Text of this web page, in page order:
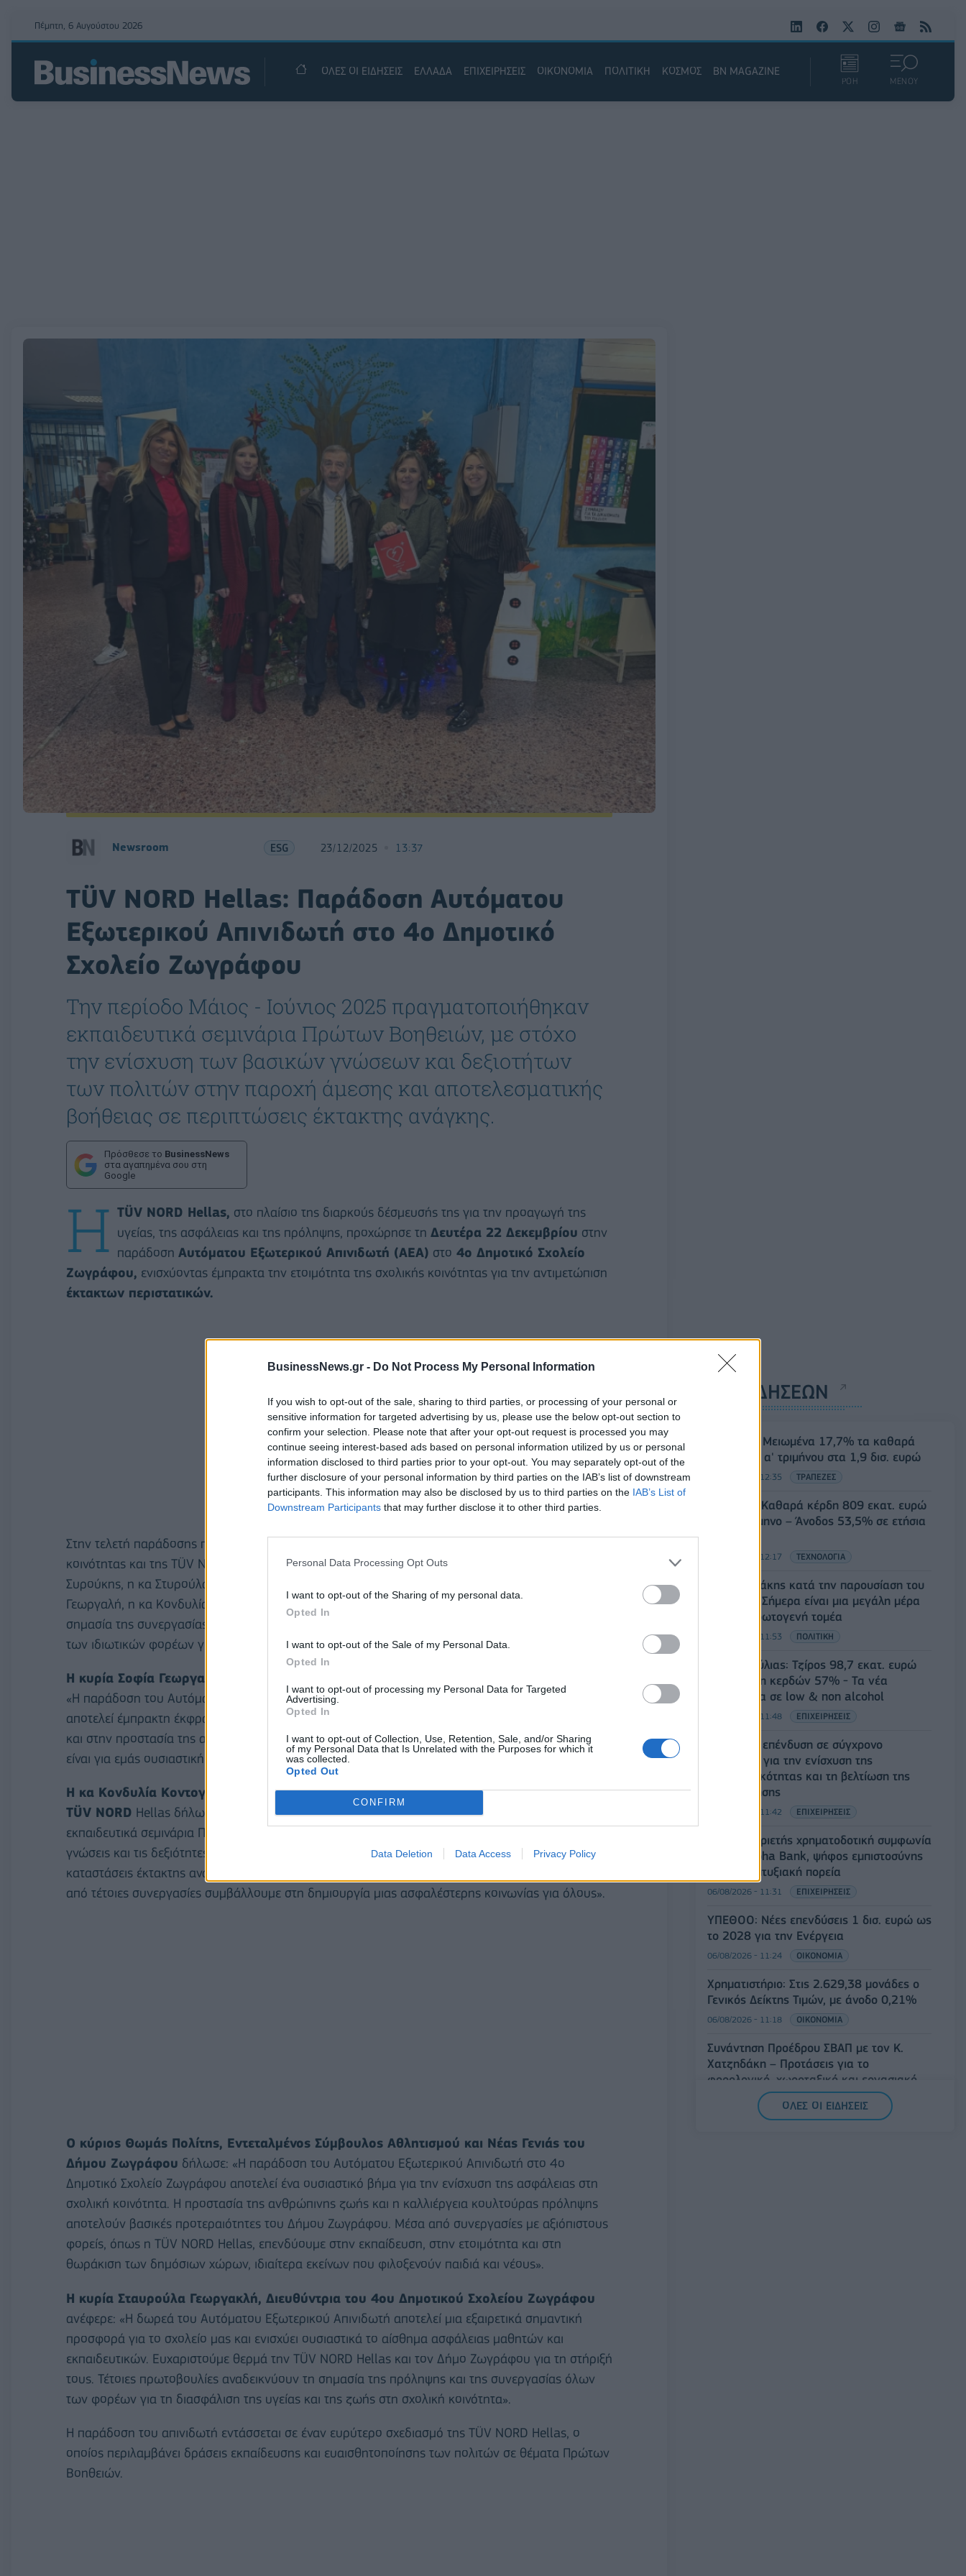
BusinessNews.gr - Do Not Process My Personal Information
If you wish to opt-out of the sale, sharing to third parties, or processing of your personal or
sensitive information for targeted advertising by us, please use the below opt-out section to
confirm your selection. Please note that after your opt-out request is processed you may
continue seeing interest-based ads based on personal information utilized by us or personal
information disclosed to third parties prior to your opt-out. You may separately opt-out of the
further disclosure of your personal information by third parties on the IAB’s list of downstream
participants. This information may also be disclosed by us to third parties on the IAB’s List of
Downstream Participants that may further disclose it to other third parties.
Personal Data Processing Opt Outs
I want to opt-out of the Sharing of my personal data.
Opted In
I want to opt-out of the Sale of my Personal Data.
Opted In
I want to opt-out of processing my Personal Data for Targeted
Advertising.
Opted In
I want to opt-out of Collection, Use, Retention, Sale, and/or Sharing
of my Personal Data that Is Unrelated with the Purposes for which it
was collected.
Opted Out
CONFIRM
Data Deletion Data Access Privacy Policy
Πέμπτη, 6 Αυγούστου 2026
ΟΛΕΣ ΟΙ ΕΙΔΗΣΕΙΣ ΕΛΛΑΔΑ ΕΠΙΧΕΙΡΗΣΕΙΣ ΟΙΚΟΝΟΜΙΑ ΠΟΛΙΤΙΚΗ ΚΟΣΜΟΣ BN MAGAZINE
ΡΟΗ ΜΕΝΟΥ
Newsroom ESG 23/12/2025 13:37
TÜV NORD Hellas: Παράδοση Αυτόματου
Εξωτερικού Απινιδωτή στο 4ο Δημοτικό
Σχολείο Ζωγράφου
Την περίοδο Μάιος - Ιούνιος 2025 πραγματοποιήθηκαν
εκπαιδευτικά σεμινάρια Πρώτων Βοηθειών, με στόχο
την ενίσχυση των βασικών γνώσεων και δεξιοτήτων
των πολιτών στην παροχή άμεσης και αποτελεσματικής
βοήθειας σε περιπτώσεις έκτακτης ανάγκης.
Πρόσθεσε το BusinessNews
στα αγαπημένα σου στη
Google
Η TÜV NORD Hellas, στο πλαίσιο της διαρκούς δέσμευσής της για την προαγωγή της
υγείας, της ασφάλειας και της πρόληψης, προχώρησε τη Δευτέρα 22 Δεκεμβρίου στην
παράδοση Αυτόματου Εξωτερικού Απινιδωτή (ΑΕΑ) στο 4ο Δημοτικό Σχολείο
Ζωγράφου, ενισχύοντας έμπρακτα την ετοιμότητα της σχολικής κοινότητας για την αντιμετώπιση
έκτακτων περιστατικών.
Στην τελετή παράδοσης παρευρέθηκαν εκπρόσωποι της Τοπικής Αυτοδιοίκησης, της εκπαιδευτικής
κοινότητας και της TÜV NORD Hellas, μεταξύ των οποίων ο κ. Θωμάς Πολίτης, ο κ. Νίκος
Συρούκης, η κα Στυρούλα Γεωργακλή, ο κ. Κωνσταντίνος Γουρνάκης, καθώς και η κα Σοφία
Γεωργαλή, η κα Κονδυλία Κοντογιάννη και η κα Ιφιγένεια Πιτούλη οι οποίοι υπογράμμισαν τη
σημασία της συνεργασίας μεταξύ της Τοπικής Αυτοδιοίκησης, της εκπαιδευτικής κοινότητας και
των ιδιωτικών φορέων για την προστασία της ανθρώπινης ζωής.
Η κυρία Σοφία Γεωργαλή, CR Manager & HR Officer της TÜV NORD Hellas,
«Η παράδοση του Αυτόματου Εξωτερικού Απινιδωτή στο 4ο Δημοτικό Σχολείο Ζωγράφου
αποτελεί έμπρακτη έκφραση της φιλοσοφίας μας να επενδύουμε στην πρόληψη, στην ασφάλεια
και στην προστασία της ανθρώπινης ζωής. Η ενίσχυση κρίσιμων δομών με σωτήριο εξοπλισμό
είναι για εμάς ουσιαστική προτεραιότητα και μέρος της ευρύτερης εταιρικής μας ευθύνης».
Η κα Κονδυλία Κοντογιάννη, Διευθύντρια Εταιρικής Επικοινωνίας & Εκπαίδευσης της
TÜV NORD Hellas δήλωσε: «Η συγκεκριμένη πρωτοβουλία συνοδεύτηκε από στοχευμένα
εκπαιδευτικά σεμινάρια Πρώτων Βοηθειών. Στόχος μας ήταν να ενισχύσουμε ουσιαστικά τις
γνώσεις και τις δεξιότητες των πολιτών, ώστε να μπορούν να ανταποκριθούν αποτελεσματικά σε
καταστάσεις έκτακτης ανάγκης. Η εκπαίδευση, η πρόληψη, η ετοιμότητα σώζουν ζωές και μέσα
από τέτοιες συνεργασίες συμβάλλουμε στη δημιουργία μιας ασφαλέστερης κοινωνίας για όλους».
Ο κύριος Θωμάς Πολίτης, Εντεταλμένος Σύμβουλος Αθλητισμού και Νέας Γενιάς του
Δήμου Ζωγράφου δήλωσε: «Η παράδοση του Αυτόματου Εξωτερικού Απινιδωτή στο 4ο
Δημοτικό Σχολείο Ζωγράφου αποτελεί ένα ουσιαστικό βήμα για την ενίσχυση της ασφάλειας στη
σχολική κοινότητα. Η προστασία της ανθρώπινης ζωής και η καλλιέργεια κουλτούρας πρόληψης
αποτελούν βασικές προτεραιότητες του Δήμου Ζωγράφου. Μέσα από συνεργασίες με αξιόπιστους
φορείς, όπως η TÜV NORD Hellas, επενδύουμε στην εκπαίδευση, στην ετοιμότητα και στη
θωράκιση των δημόσιων χώρων, ιδιαίτερα εκείνων που φιλοξενούν παιδιά και νέους».
Η κυρία Σταυρούλα Γεωργακλή, Διευθύντρια του 4ου Δημοτικού Σχολείου Ζωγράφου
ανέφερε: «Η δωρεά του Αυτόματου Εξωτερικού Απινιδωτή αποτελεί μια εξαιρετικά σημαντική
προσφορά για το σχολείο μας και ενισχύει ουσιαστικά το αίσθημα ασφάλειας μαθητών και
εκπαιδευτικών. Ευχαριστούμε θερμά την TÜV NORD Hellas και τον Δήμο Ζωγράφου για τη στήριξή
τους. Τέτοιες πρωτοβουλίες αναδεικνύουν τη σημασία της πρόληψης και της συνεργασίας όλων
των φορέων για τη διασφάλιση της υγείας και της ζωής στη σχολική κοινότητα».
Η παράδοση του απινιδωτή εντάσσεται σε έναν ευρύτερο σχεδιασμό της TÜV NORD Hellas, ο
οποίος περιλαμβάνει δράσεις εκπαίδευσης και ευαισθητοποίησης των πολιτών σε θέματα Πρώτων
Βοηθειών.
ΡΟΗ ΕΙΔΗΣΕΩΝ
SoftBank: Μειωμένα 17,7% τα καθαρά
κέρδη του α' τριμήνου στα 1,9 δισ. ευρώ
06/08/2026 - 12:35 ΤΡΑΠΕΖΕΣ
Nintendo: Καθαρά κέρδη 809 εκατ. ευρώ
στο α' τρίμηνο – Άνοδος 53,5% σε ετήσια
06/08/2026 - 12:17 ΤΕΧΝΟΛΟΓΙΑ
Κ. Μητσοτάκης κατά την παρουσίαση του
myAGRO: Σήμερα είναι μια μεγάλη μέρα
για τον πρωτογενή τομέα
06/08/2026 - 11:53 ΠΟΛΙΤΙΚΗ
Β.Σ. Καρούλιας: Τζίρος 98,7 εκατ. ευρώ
και αύξηση κερδών 57% - Τα νέα
στοιχήματα σε low & non alcohol
06/08/2026 - 11:48 ΕΠΙΧΕΙΡΗΣΕΙΣ
ΟΛΘ: Νέα επένδυση σε σύγχρονο
εξοπλισμό για την ενίσχυση της
παραγωγικότητας και τη βελτίωση της
εξυπηρέτησης
06/08/2026 - 11:42 ΕΠΙΧΕΙΡΗΣΕΙΣ
Novibet: Τριετής χρηματοδοτική συμφωνία
με την Alpha Bank, ψήφος εμπιστοσύνης
στην αναπτυξιακή πορεία
06/08/2026 - 11:31 ΕΠΙΧΕΙΡΗΣΕΙΣ
ΥΠΕΘΟΟ: Νέες επενδύσεις 1 δισ. ευρώ ως
το 2028 για την Ενέργεια
06/08/2026 - 11:24 ΟΙΚΟΝΟΜΙΑ
Χρηματιστήριο: Στις 2.629,38 μονάδες ο
Γενικός Δείκτης Τιμών, με άνοδο 0,21%
06/08/2026 - 11:18 ΟΙΚΟΝΟΜΙΑ
Συνάντηση Προέδρου ΣΒΑΠ με τον Κ.
Χατζηδάκη – Προτάσεις για το
φορολογικό, χωροταξικό και εργασιακό
06/08/2026 - 11:13
ΟΛΕΣ ΟΙ ΕΙΔΗΣΕΙΣ